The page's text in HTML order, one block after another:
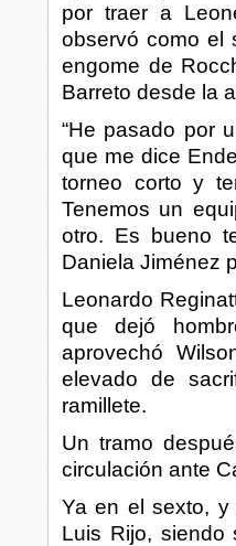
por traer a
observó como el
engome de
Barreto desde la
“He pasado por
que me dice
torneo corto y
Tenemos un
otro. Es bueno
Daniela Jiménez
Leonardo
que dejó
aprovechó
elevado de
ramillete.
Un tramo
circulación ante
Ya en el sexto, y
Luis Rijo, siendo